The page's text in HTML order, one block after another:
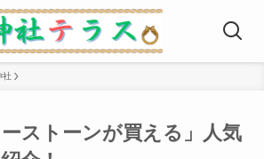
社
ストーンが買える」⼈気